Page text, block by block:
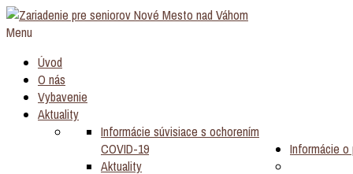
Menu
Úvod
O nás
Vybavenie
Aktuality
Informácie súvisiace s ochorením
COVID-19
Aktuality
Informácie o